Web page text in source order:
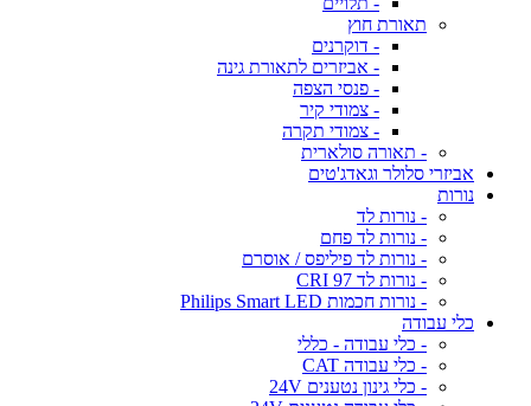
תאורת חוץ
- דוקרנים
- אביזרים לתאורת גינה
- פנסי הצפה
- צמודי קיר
- צמודי תקרה
- תאורה סולארית
אביזרי סלולר וגאדג'טים
נורות
- נורות לד
- נורות לד פחם
- נורות לד פיליפס / אוסרם
- נורות לד CRI 97
- נורות חכמות Philips Smart LED
כלי עבודה
- כלי עבודה - כללי
- כלי עבודה CAT
- כלי גינון נטענים 24V